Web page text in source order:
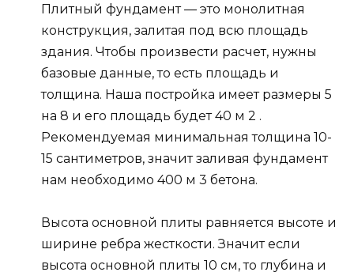
Плитный фундамент — это монолитная
конструкция, залитая под всю площадь
здания. Чтобы произвести расчет, нужны
базовые данные, то есть площадь и
толщина. Наша постройка имеет размеры 5
на 8 и его площадь будет 40 м 2 .
Рекомендуемая минимальная толщина 10-
15 сантиметров, значит заливая фундамент
нам необходимо 400 м 3 бетона.
Высота основной плиты равняется высоте и
ширине ребра жесткости. Значит если
высота основной плиты 10 см, то глубина и